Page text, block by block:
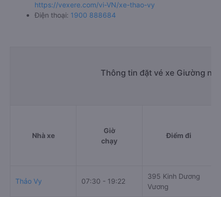
https://vexere.com/vi-VN/xe-thao-vy
Điện thoại: 1900 888684
Thông tin đặt vé xe Giường
Nhà xe
Giờ
chạy
Điểm đi
Thảo Vy 07:30 - 19:22
395 Kinh Dương
Vương